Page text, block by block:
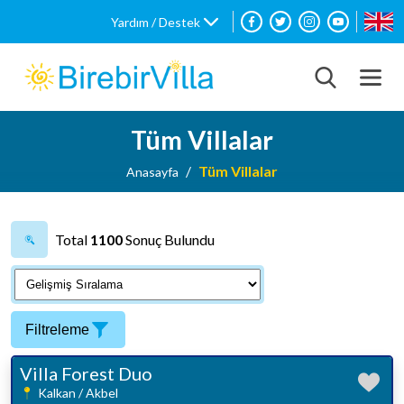
Yardım / Destek
Tüm Villalar
Anasayfa Tüm Villalar
Total 1100Sonuç Bulundu
Filtreleme
Villa Forest Duo
Kalkan / Akbel